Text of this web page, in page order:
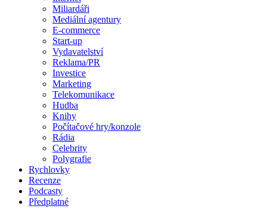
Miliardáři
Mediální agentury
E-commerce
Start-up
Vydavatelství
Reklama/PR
Investice
Marketing
Telekomunikace
Hudba
Knihy
Počítačové hry/konzole
Rádia
Celebrity
Polygrafie
Rychlovky
Recenze
Podcasty
Předplatné